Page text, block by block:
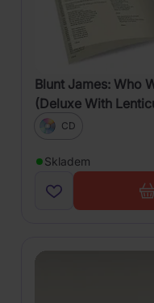
Blunt James: Who
(Deluxe With
CD
Skladem